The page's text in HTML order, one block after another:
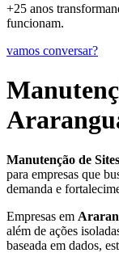
+25 anos
funcionam.
vamos conversar?
Manutenção de
para empresas que
demanda e
Empresas em
além de ações
baseada em dados,